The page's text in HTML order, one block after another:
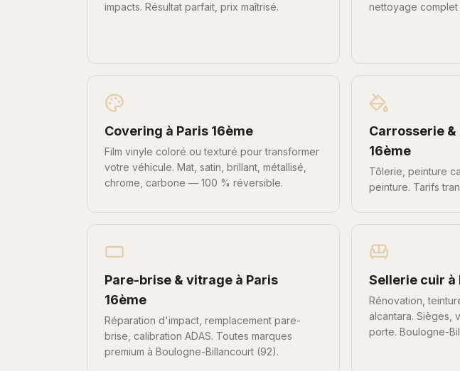
impacts. Résultat parfait, prix maîtrisé.
nettoyage complet
Covering à Paris 16ème
Film vinyle coloré ou texturé pour transformer
votre véhicule. Mat, satin, brillant, métallisé,
chrome, carbone — 100 % réversible.
Carrosserie &
16ème
Tôlerie, peinture
peinture. Tarifs
Pare-brise & vitrage à Paris
16ème
Réparation d'impact, remplacement pare-
brise, calibration ADAS. Toutes marques
premium à Boulogne-Billancourt (92).
Sellerie cuir à
Rénovation,
alcantara. Sièges,
porte. Boulogne-